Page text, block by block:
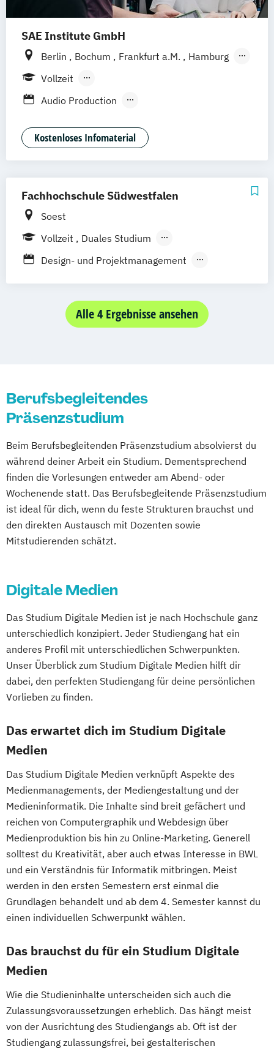
SAE Institute GmbH
Berlin Bochum Frankfurt a.M.
Hamburg
Köln
Leipzig
Vollzeit
Berufsbegleitendes Präsenzstudium
Audio Production
Digital Film Production
Game Art Animation
Professional Media Creation
Professional Practice (Creative Media
Industries)
Software Engineering
Kostenloses Infomaterial
Fachhochschule Südwestfalen
Soest
Vollzeit
Duales Studium
Berufsbegleitendes Präsenzstudium
Design- und Projektmanagement
Technische Redaktion und
Medienmanagement
Alle 4 Ergebnisse ansehen
Berufsbegleitendes
Präsenzstudium
Beim Berufsbegleitenden Präsenzstudium absolvierst du
während deiner Arbeit ein Studium. Dementsprechend
finden die Vorlesungen entweder am Abend- oder
Wochenende statt. Das Berufsbegleitende Präsenzstudium
ist ideal für dich, wenn du feste Strukturen brauchst und
den direkten Austausch mit Dozenten sowie
Mitstudierenden schätzt.
Digitale Medien
Das Studium Digitale Medien ist je nach Hochschule ganz
unterschiedlich konzipiert. Jeder Studiengang hat ein
anderes Profil mit unterschiedlichen Schwerpunkten.
Unser Überblick zum Studium Digitale Medien hilft dir
dabei, den perfekten Studiengang für deine persönlichen
Vorlieben zu finden.
Das erwartet dich im Studium Digitale
Medien
Das Studium Digitale Medien verknüpft Aspekte des
Medienmanagements, der Mediengestaltung und der
Medieninformatik. Die Inhalte sind breit gefächert und
reichen von Computergraphik und Webdesign über
Medienproduktion bis hin zu Online-Marketing. Generell
solltest du Kreativität, aber auch etwas Interesse in BWL
und ein Verständnis für Informatik mitbringen. Meist
werden in den ersten Semestern erst einmal die
Grundlagen behandelt und ab dem 4. Semester kannst du
einen individuellen Schwerpunkt wählen.
Das brauchst du für ein Studium Digitale
Medien
Wie die Studieninhalte unterscheiden sich auch die
Zulassungsvoraussetzungen erheblich. Das hängt meist
von der Ausrichtung des Studiengangs ab. Oft ist der
Studiengang zulassungsfrei, bei gestalterischen